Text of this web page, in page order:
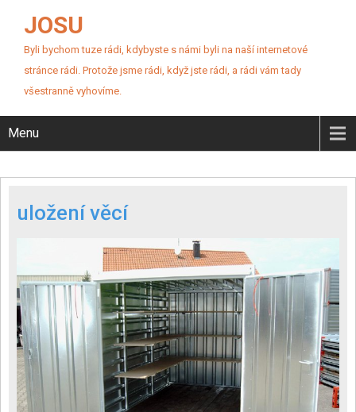
JOSU
Byli bychom tuze rádi, kdybyste s námi byli na naší internetové
stránce rádi. Protože jsme rádi, když jste rádi, a rádi vám tady
všestranně vyhovíme.
Menu
uložení věcí